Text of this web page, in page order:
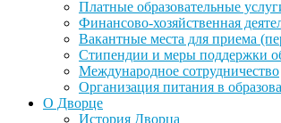
Платные образовательные
Финансово-хозяйственная
Вакантные места для приема
Стипендии и меры поддержки
Международное сотрудничество
Организация питания в
О Дворце
История Дворца